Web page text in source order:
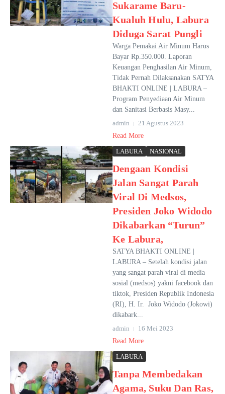
Sukarame Baru-
Kualuh Hulu, Labura
Diduga Sarat Pungli
Warga Pemakai Air Minum Harus
Bayar Rp.350.000. Laporan
Keuangan Penghasilan Air Minum,
Tidak Pernah Dilaksanakan SATYA
BHAKTI ONLINE | LABURA –
Program Penyediaan Air Minum
dan Sanitasi Berbasis Masy...
admin
21 Agustus 2023
Read More
LABURA NASIONAL
Dengaan Kondisi
Jalan Sangat Parah
Viral Di Medsos,
Presiden Joko Widodo
Dikabarkan “Turun”
Ke Labura,
SATYA BHAKTI ONLINE |
LABURA – Setelah kondisi jalan
yang sangat parah viral di media
sosial (medsos) yakni facebook dan
tiktok, Presiden Republik Indonesia
(RI), H. Ir. Joko Widodo (Jokowi)
dikabark...
admin
16 Mei 2023
Read More
LABURA
Tanpa Membedakan
Agama, Suku Dan Ras,